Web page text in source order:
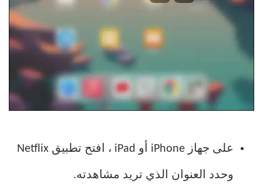
على جهاز iPhone أو iPad ، افتح تطبيق Netflix
وحدد العنوان الذي تريد مشاهدته.